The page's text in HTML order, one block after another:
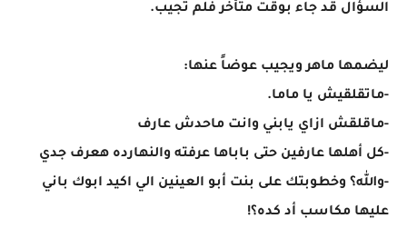
السؤال قد جاء بوقت متأخر فلم تجيب.
ليضمها ماهر ويجيب عوضاً عنها:
-ماتقلقيش يا ماما.
-ماقلقش ازاي يابني وانت ماحدش عارف
-كل أهلها عارفين حتى باباها عرفته والنهارده هعرف جدي
-والله؟ وخطوبتك على بنت أبو العينين الي اكيد ابوك باني
عليها مكاسب أد كده؟!